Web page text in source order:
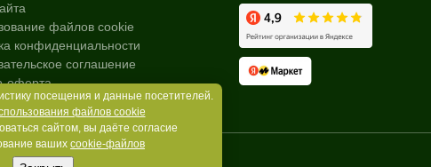
файлов cookie
конфиденциальности
соглашение
оферта
посещения и данные посетителей.
файлов cookie
сайтом, вы даёте согласие
ваших cookie-файлов